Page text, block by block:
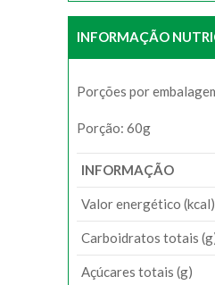
INFORMAÇÃO
Porções por
Porção: 60g
INFORMAÇÃO
Valor energético (kcal)
Carboidratos totais
Açúcares totais (g)